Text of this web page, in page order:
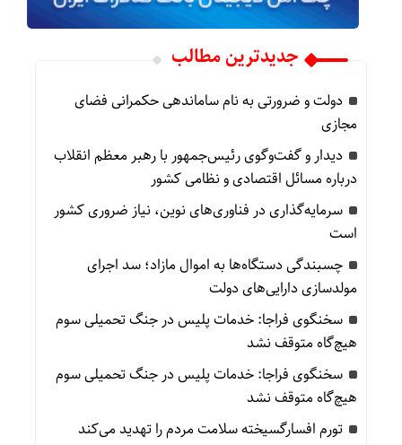
جدیدترین مطالب
دولت و ضرورتی به نام ساماندهی حکمرانی فضای
مجازی
دیدار و گفت‌وگوی رئیس‌جمهور با رهبر معظم انقلاب
درباره مسائل اقتصادی و نظامی کشور
سرمایه‌گذاری در فناوری‌های نوین، نیاز ضروری کشور
است
چسبندگی دستگاه‌ها به اموال مازاد؛ سد اجرای
مولدسازی دارایی‌های دولت
سخنگوی فراجا: خدمات پلیس در جنگ تحمیلی سوم
هیچ‌گاه متوقف نشد
سخنگوی فراجا: خدمات پلیس در جنگ تحمیلی سوم
هیچ‌گاه متوقف نشد
تورم افسارگسیخته سلامت مردم را تهدید می‌کند